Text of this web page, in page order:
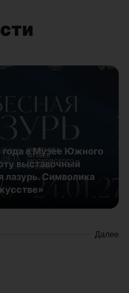
года в Музее Южного
выставочный
лазурь. Символика
Далее